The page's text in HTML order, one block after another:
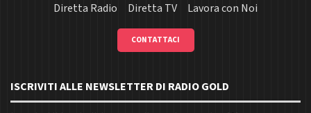
Diretta Radio
Diretta TV Lavora con Noi
CONTATTACI
ISCRIVITI ALLE NEWSLETTER DI RADIO GOLD